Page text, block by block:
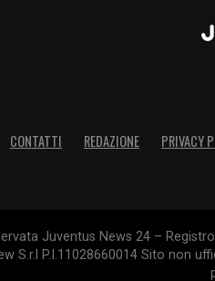
prossime settimane
CONTATTI REDAZIONE PRIVACY
Juventus News 24 –
S.r.l P.I.11028660014 Sito non